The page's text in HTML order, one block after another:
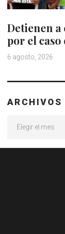
Detienen
por el caso
6 agosto, 2026
ARCHIVOS